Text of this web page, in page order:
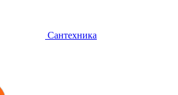
Сантехника